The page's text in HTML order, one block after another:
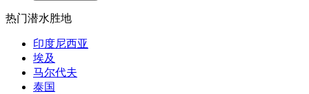
热门潜水胜地
印度尼西亚
埃及
马尔代夫
泰国